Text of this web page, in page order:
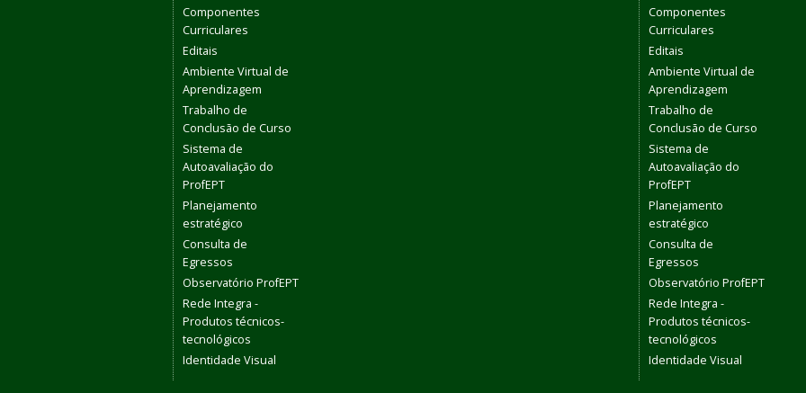
Componentes
Curriculares
Editais
Ambiente Virtual de
Aprendizagem
Trabalho de
Conclusão de Curso
Sistema de
Autoavaliação do
ProfEPT
Planejamento
estratégico
Consulta de
Egressos
Observatório ProfEPT
Rede Integra -
Produtos técnicos-
tecnológicos
Identidade Visual
Componentes
Curriculares
Editais
Ambiente Virtual de
Aprendizagem
Trabalho de
Conclusão de Curso
Sistema de
Autoavaliação do
ProfEPT
Planejamento
estratégico
Consulta de
Egressos
Observatório ProfEPT
Rede Integra -
Produtos técnicos-
tecnológicos
Identidade Visual